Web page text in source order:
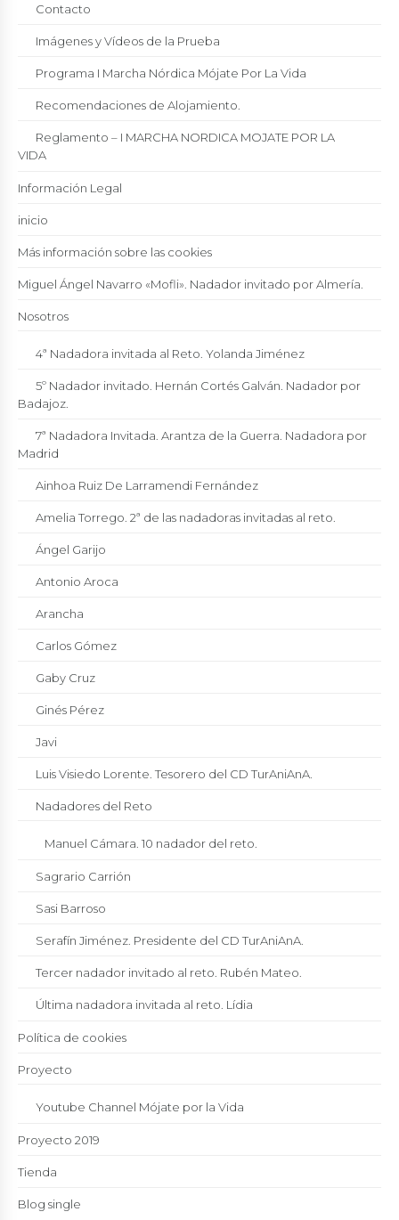
Contacto
Imágenes y Vídeos de la Prueba
Programa I Marcha Nórdica Mójate Por La Vida
Recomendaciones de Alojamiento.
Reglamento – I MARCHA NORDICA MOJATE POR LA
VIDA
Información Legal
inicio
Más información sobre las cookies
Miguel Ángel Navarro «Mofli». Nadador invitado por Almería.
Nosotros
4ª Nadadora invitada al Reto. Yolanda Jiménez
5º Nadador invitado. Hernán Cortés Galván. Nadador por
Badajoz.
7ª Nadadora Invitada. Arantza de la Guerra. Nadadora por
Madrid
Ainhoa Ruiz De Larramendi Fernández
Amelia Torrego. 2ª de las nadadoras invitadas al reto.
Ángel Garijo
Antonio Aroca
Arancha
Carlos Gómez
Gaby Cruz
Ginés Pérez
Javi
Luis Visiedo Lorente. Tesorero del CD TurAniAnA.
Nadadores del Reto
Manuel Cámara. 10 nadador del reto.
Sagrario Carrión
Sasi Barroso
Serafín Jiménez. Presidente del CD TurAniAnA.
Tercer nadador invitado al reto. Rubén Mateo.
Última nadadora invitada al reto. Lídia
Política de cookies
Proyecto
Youtube Channel Mójate por la Vida
Proyecto 2019
Tienda
Blog single